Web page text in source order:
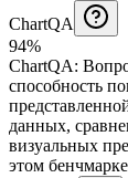
ChartQA
94%
ChartQA:
способность
данных,
визуальных
этом